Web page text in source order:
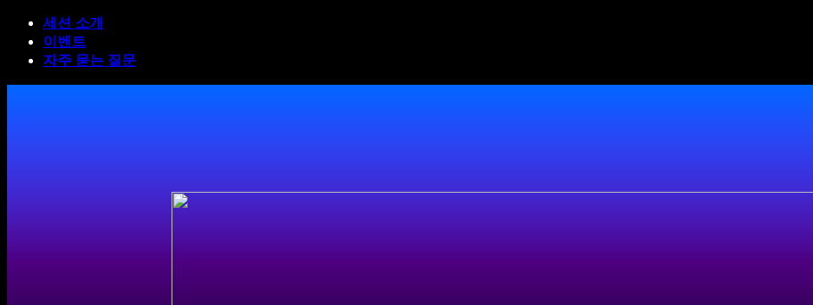
세션 소개
이벤트
자주 묻는 질문